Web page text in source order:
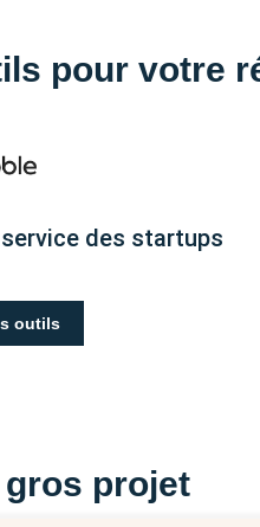
pour votre
service des startups
outils
projet